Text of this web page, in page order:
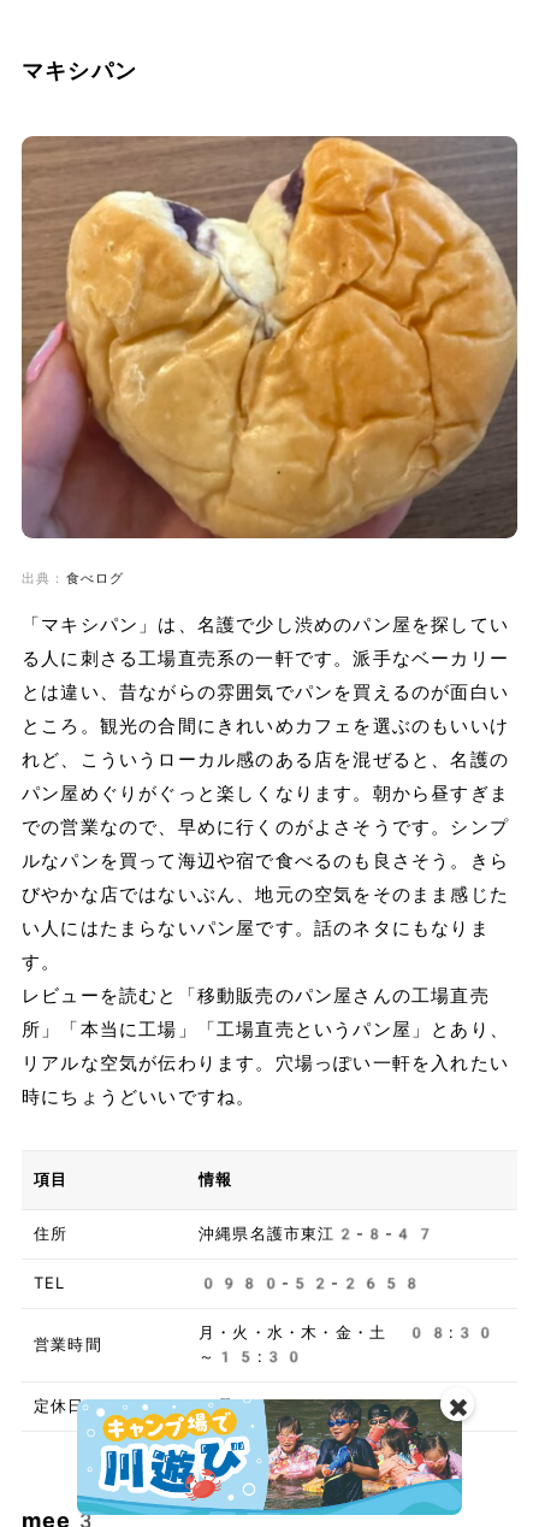
マキシパン
出典： 食べログ
「マキシパン」は、名護で少し渋めのパン屋を探してい
る人に刺さる工場直売系の一軒です。派手なベーカリー
とは違い、昔ながらの雰囲気でパンを買えるのが面白い
ところ。観光の合間にきれいめカフェを選ぶのもいいけ
れど、こういうローカル感のある店を混ぜると、名護の
パン屋めぐりがぐっと楽しくなります。朝から昼すぎま
での営業なので、早めに行くのがよさそうです。シンプ
ルなパンを買って海辺や宿で食べるのも良さそう。きら
びやかな店ではないぶん、地元の空気をそのまま感じた
い人にはたまらないパン屋です。話のネタにもなりま
す。
レビューを読むと「移動販売のパン屋さんの工場直売
所」「本当に工場」「工場直売というパン屋」とあり、
リアルな空気が伝わります。穴場っぽい一軒を入れたい
時にちょうどいいですね。
項目 情報
住所 沖縄県名護市東江2-8-47
TEL 0980-52-2658
営業時間
月・火・水・木・金・土 08:30
～15:30
定休日 日曜日
mee3
✖️